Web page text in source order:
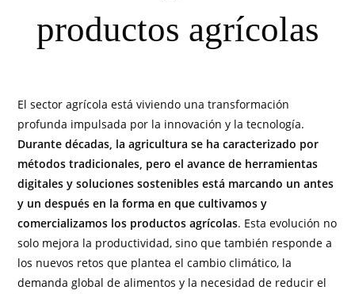
productos agrícolas
El sector agrícola está viviendo una transformación
profunda impulsada por la innovación y la tecnología.
Durante décadas, la agricultura se ha caracterizado por
métodos tradicionales, pero el avance de herramientas
digitales y soluciones sostenibles está marcando un antes
y un después en la forma en que cultivamos y
comercializamos los productos agrícolas. Esta evolución no
solo mejora la productividad, sino que también responde a
los nuevos retos que plantea el cambio climático, la
demanda global de alimentos y la necesidad de reducir el